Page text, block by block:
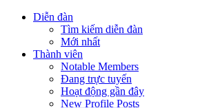
Diễn đàn
Tìm kiếm diễn đàn
Mới nhất
Thành viên
Notable Members
Đang trực tuyến
Hoạt động gần đây
New Profile Posts